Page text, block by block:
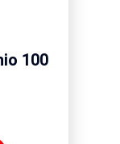
100